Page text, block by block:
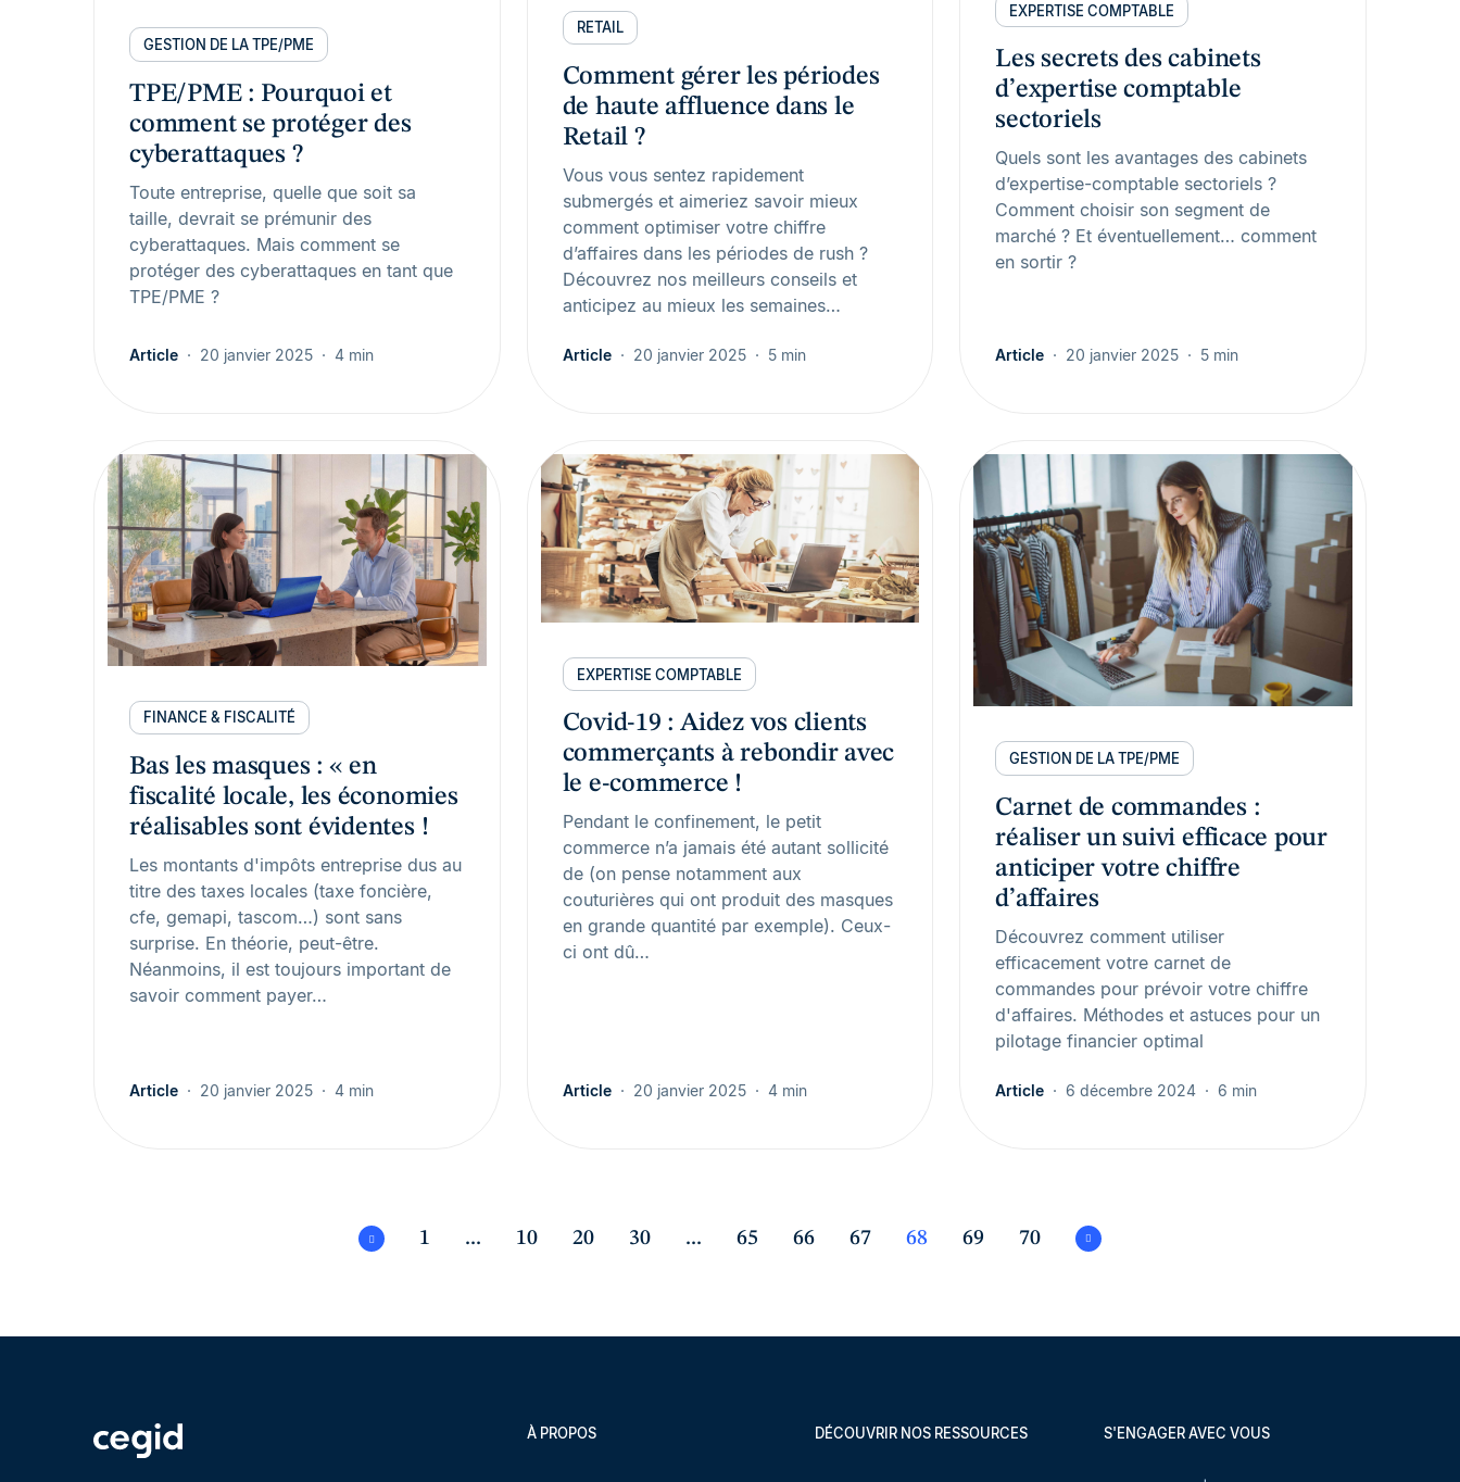
GESTION DE LA TPE/PME
TPE/PME : Pourquoi et
comment se protéger des
cyberattaques ?
Toute entreprise, quelle que soit sa
taille, devrait se prémunir des
cyberattaques. Mais comment se
protéger des cyberattaques en tant que
TPE/PME ?
Article 20 janvier 2025 4 min
RETAIL
Comment gérer les périodes
de haute affluence dans le
Retail ?
Vous vous sentez rapidement
submergés et aimeriez savoir mieux
comment optimiser votre chiffre
d’affaires dans les périodes de rush ?
Découvrez nos meilleurs conseils et
anticipez au mieux les semaines…
Article 20 janvier 2025 5 min
EXPERTISE COMPTABLE
Les secrets des cabinets
d’expertise comptable
sectoriels
Quels sont les avantages des cabinets
d’expertise-comptable sectoriels ?
Comment choisir son segment de
marché ? Et éventuellement… comment
en sortir ?
Article 20 janvier 2025 5 min
FINANCE & FISCALITÉ
Bas les masques : « en
fiscalité locale, les économies
réalisables sont évidentes !
Les montants d'impôts entreprise dus au
titre des taxes locales (taxe foncière,
cfe, gemapi, tascom…) sont sans
surprise. En théorie, peut-être.
Néanmoins, il est toujours important de
savoir comment payer…
Article 20 janvier 2025 4 min
EXPERTISE COMPTABLE
Covid-19 : Aidez vos clients
commerçants à rebondir avec
le e-commerce !
Pendant le confinement, le petit
commerce n’a jamais été autant sollicité
de (on pense notamment aux
couturières qui ont produit des masques
en grande quantité par exemple). Ceux-
ci ont dû…
Article 20 janvier 2025 4 min
GESTION DE LA TPE/PME
Carnet de commandes :
réaliser un suivi efficace pour
anticiper votre chiffre
d’affaires
Découvrez comment utiliser
efficacement votre carnet de
commandes pour prévoir votre chiffre
d'affaires. Méthodes et astuces pour un
pilotage financier optimal
Article 6 décembre 2024 6 min
1 ... 10 20 30 ... 65 66 67 68 69 70
À PROPOS DÉCOUVRIR NOS RESSOURCES S'ENGAGER AVEC VOUS